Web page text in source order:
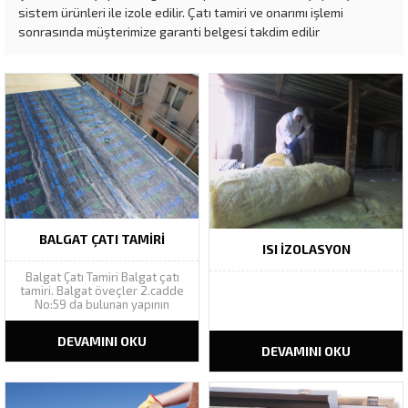
sistem ürünleri ile izole edilir. Çatı tamiri ve onarımı işlemi
sonrasında müşterimize garanti belgesi takdim edilir
BALGAT ÇATI TAMIRI
Balgat Çatı Tamiri Balgat çatı
tamiri. Balgat öveçler 2.cadde
No:59 da bulunan yapının
akıntılarının çatı tamiri tespiti
malzemesi olarak kullanılan
onduline levhaların oluk
görülmüş, levhaların yenisi ile
değişiminden ziyade
DEVAMINI OKU
ISI İZOLASYON
DEVAMINI OKU